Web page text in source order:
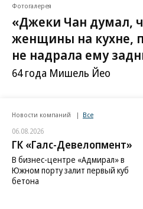
Фотогалерея
«Джеки Чан думал,
женщины на кухне,
не надрала ему
64 года Мишель Йео
Новости компаний Все
06.08.2026
ГК «Галс-Девелопмент»
В бизнес-центре «Адмирал» в
Южном порту залит первый куб
бетона